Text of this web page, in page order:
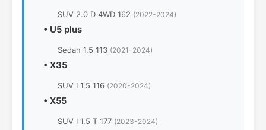
SUV 2.0 D 4WD 162 (2022-2024)
• U5 plus
Sedan 1.5 113 (2021-2024)
• X35
SUV I 1.5 116 (2020-2024)
• X55
SUV I 1.5 T 177 (2023-2024)